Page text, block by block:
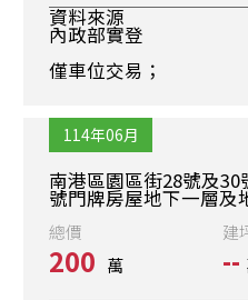
資料來源
內政部實登
僅車位交易；
114年06月
南港區園區街28號及
號門牌房屋地下一層及
總價
200 萬
建
--